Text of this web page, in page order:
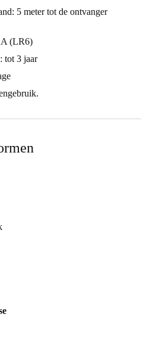
5 meter tot de ontvanger
(LR6)
tot 3 jaar